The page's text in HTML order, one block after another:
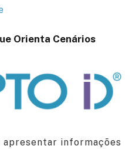
Orienta Cenários
informações